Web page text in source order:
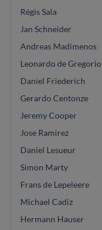
Régis Sala
Jan Schneider
Andreas Madimenos
Leonardo de Gregorio
Daniel Friederich
Gerardo Centonze
Jeremy Cooper
Jose Ramirez
Daniel Lesueur
Simon Marty
Frans de Lepeleere
Michael Cadiz
Hermann Hauser